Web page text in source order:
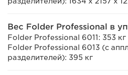
Вес Folder Professional в
Folder Professional 6011: 353 кг
Folder Professional 6013 (с
разделителей): 395 кг